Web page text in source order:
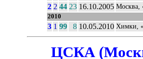
2 2 44 23 16.10.2005 Москва,
2010
3 1 99 8 10.05.2010 Химки,
ЦСКА